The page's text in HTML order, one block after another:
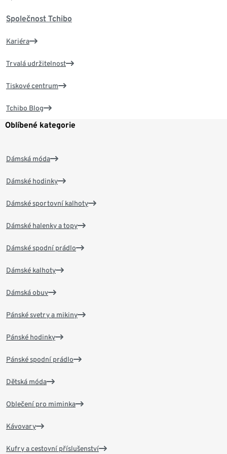
Společnost Tchibo
Kariéra
Trvalá udržitelnost
Tiskové centrum
Tchibo Blog
Oblíbené kategorie
Dámská móda
Dámské hodinky
Dámské sportovní kalhoty
Dámské halenky a topy
Dámské spodní prádlo
Dámské kalhoty
Dámská obuv
Pánské svetry a mikiny
Pánské hodinky
Pánské spodní prádlo
Dětská móda
Oblečení pro miminka
Kávovary
Kufry a cestovní příslušenství